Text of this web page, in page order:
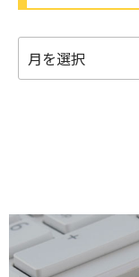
別